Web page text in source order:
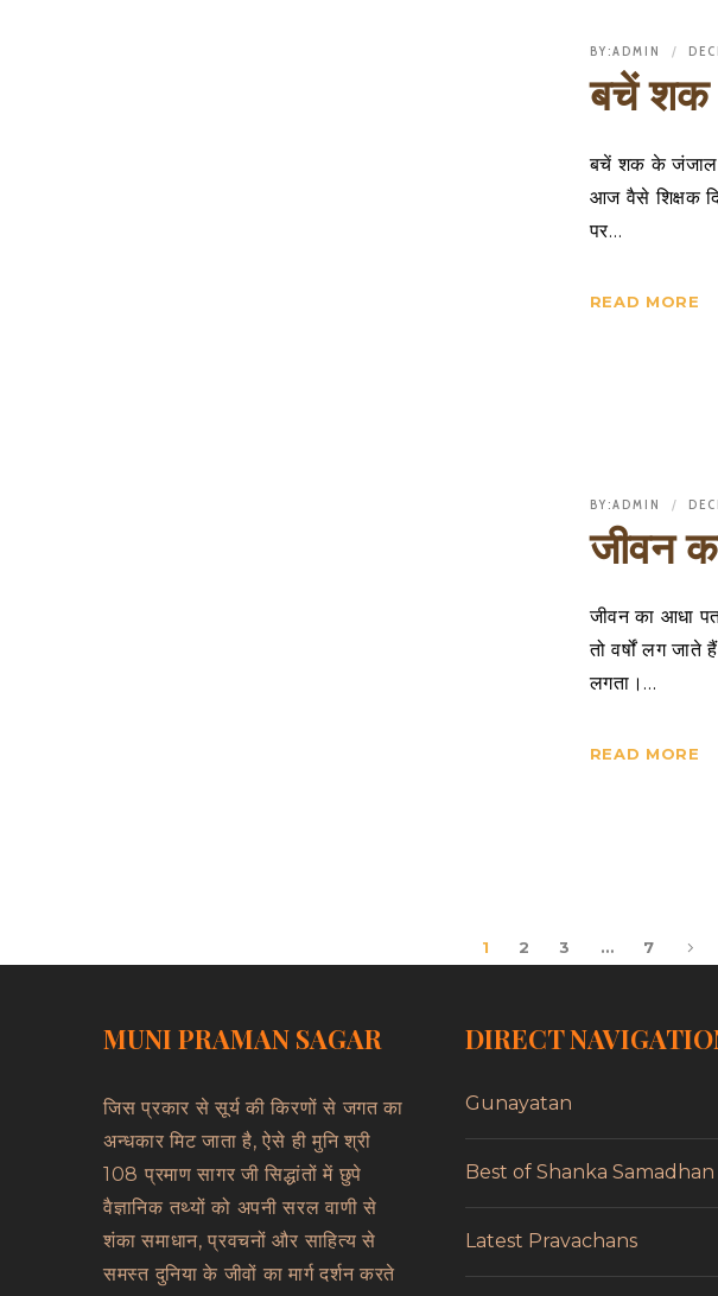
BY:ADMIN
बचें
बचें शक के जंजाल
आज वैसे शिक्षक
पर…
READ MORE
BY:ADMIN
जीवन
जीवन का आधा
तो वर्षों लग जाते
लगता।…
READ MORE
1 2 3 … 7
MUNI PRAMAN SAGAR
जिस प्रकार से सूर्य की किरणों से जगत का
अन्धकार मिट जाता है, ऐसे ही मुनि श्री
108 प्रमाण सागर जी सिद्धांतों में छुपे
वैज्ञानिक तथ्यों को अपनी सरल वाणी से
शंका समाधान, प्रवचनों और साहित्य से
समस्त दुनिया के जीवों का मार्ग दर्शन करते
DIRECT
Gunayatan
Best of Shanka Samadhan
Latest Pravachans